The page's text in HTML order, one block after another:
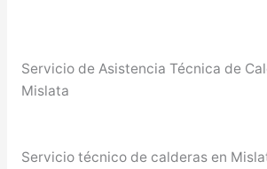
Servicio de Asistencia Técnica de
Mislata
Servicio técnico de calderas en